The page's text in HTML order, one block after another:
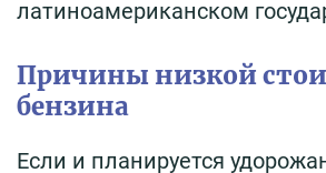
латиноамериканском
Причины низкой
бензина
Если и планируется